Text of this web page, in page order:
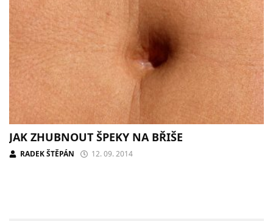
JAK ZHUBNOUT ŠPEKY NA BŘIŠE
RADEK ŠTĚPÁN 12. 09. 2014